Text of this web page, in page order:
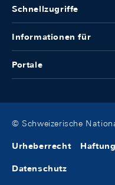
Schnellzugriffe
Informationen für
Portale
© Schweizerische
Urheberrecht
Datenschutz